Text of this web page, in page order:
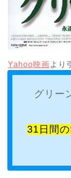
Yahoo映画より
グリー
31日間